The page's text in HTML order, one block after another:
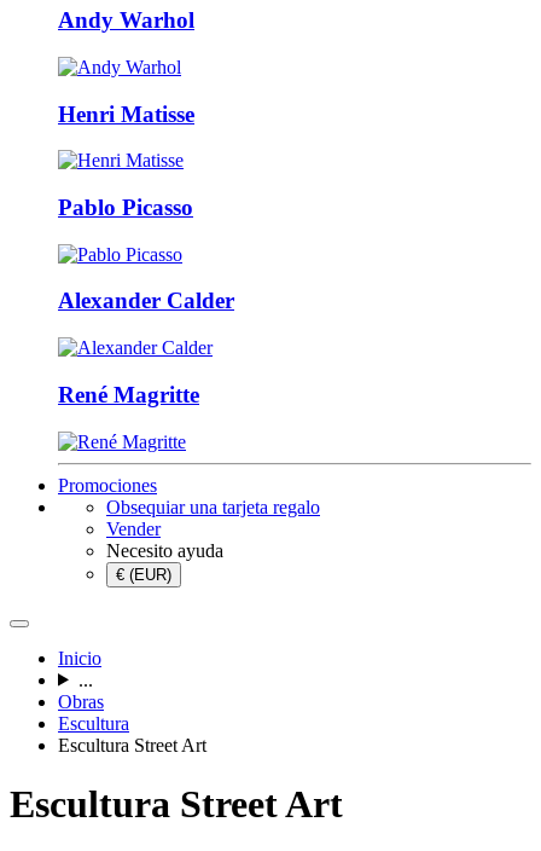
Andy Warhol
Henri Matisse
Pablo Picasso
Alexander Calder
René Magritte
Promociones
Obsequiar una tarjeta regalo
Vender
Necesito ayuda
€ (EUR)
Inicio
...
Obras
Escultura
Escultura Street Art
Escultura Street Art